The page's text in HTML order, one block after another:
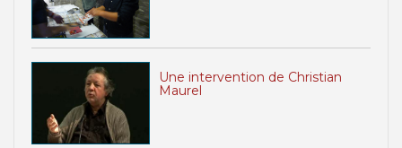
Une intervention de Christian
Maurel